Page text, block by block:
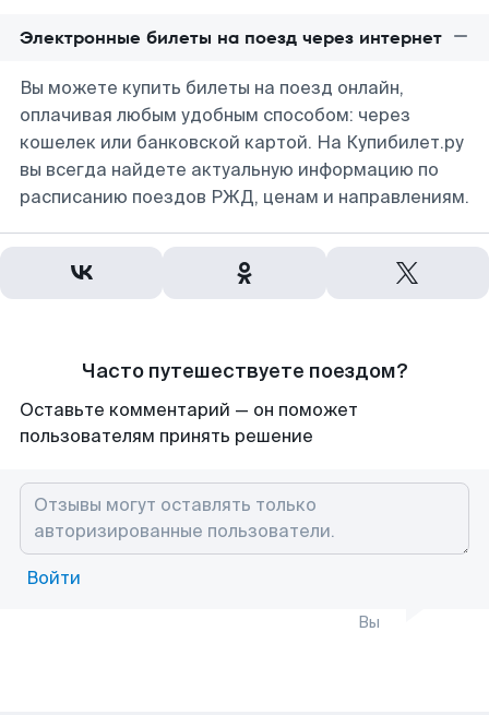
Электронные билеты на поезд через интернет
Вы можете купить билеты на поезд онлайн,
оплачивая любым удобным способом: через
кошелек или банковской картой. На Купибилет.ру
вы всегда найдете актуальную информацию по
расписанию поездов РЖД, ценам и направлениям.
Часто путешествуете поездом?
Оставьте комментарий — он поможет
пользователям принять решение
Войти
Вы